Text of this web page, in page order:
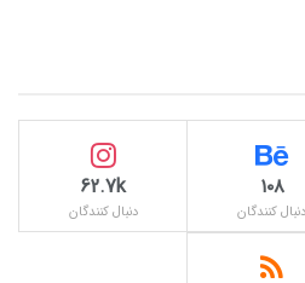
۱۰۸
دنبال کنندگان
62.7k
دنبال کنندگان